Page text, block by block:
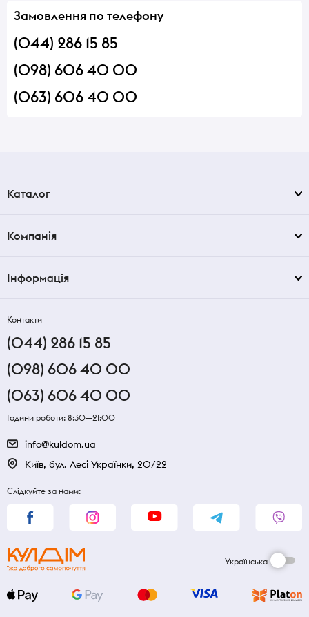
Замовлення по телефону
(044) 286 15 85
(098) 606 40 00
(063) 606 40 00
Каталог
Компанія
Інформація
Контакти
(044) 286 15 85
(098) 606 40 00
(063) 606 40 00
Години роботи: 8:30—21:00
info@kuldom.ua
Київ, бул. Лесі Українки, 20/22
Слідкуйте за нами:
Українська